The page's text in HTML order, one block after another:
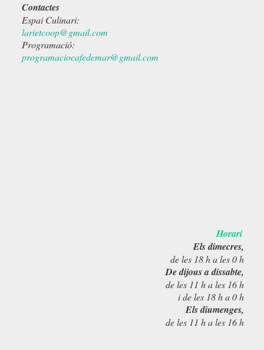
Contactes
Espai Culinari:
larietcoop@gmail.com
Programació:
programaciocafedemar@gmail.com
Horari
Els dimecres,
de les 18 h a les 0 h
De dijous a dissabte,
de les 11 h a les 16 h
i de les 18 h a 0 h
Els diumenges,
de les 11 h a les 16 h